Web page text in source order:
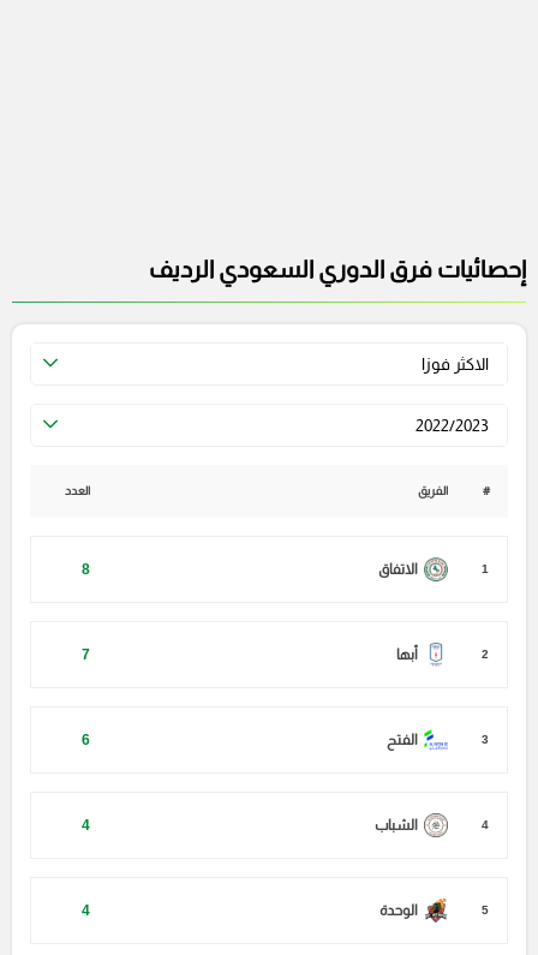
إحصائيات فرق الدوري السعودي الرديف
الاكثر فوزا
2022/2023
# الفريق العدد
1 الاتفاق 8
2 أبها 7
3 الفتح 6
4 الشباب 4
5 الوحدة 4